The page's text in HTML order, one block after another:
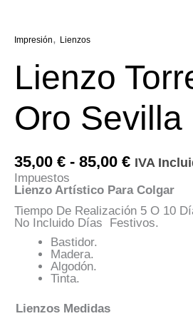
Impresión, Lienzos
Lienzo
Oro Sevilla
35,00 € - 85,00 €Rango
De
Precios:
Desde
35,00 €
Hasta
IVA
Impuestos
Lienzo Artístico Para Colgar
Tiempo De Realización 5 O 10
No Incluido Días Festivos.
Bastidor.
Madera.
Algodón.
Tinta.
Lienzos Medidas